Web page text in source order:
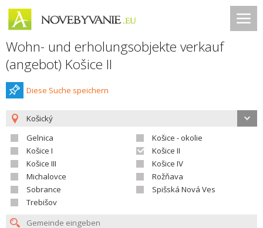
Wohn- und erholungsobjekte verkauf
(angebot) Košice II
Diese Suche speichern
Košický
Gelnica
Košice - okolie
Košice I
Košice II
Košice III
Košice IV
Michalovce
Rožňava
Sobrance
Spišská Nová Ves
Trebišov